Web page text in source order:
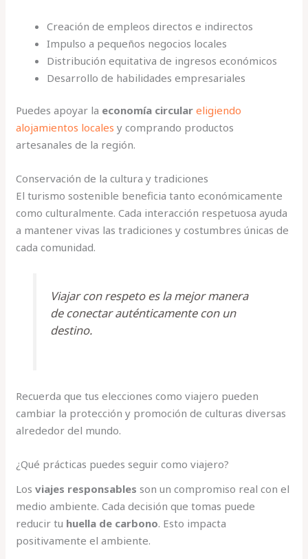
Creación de empleos directos e indirectos
Impulso a pequeños negocios locales
Distribución equitativa de ingresos económicos
Desarrollo de habilidades empresariales
Puedes apoyar la economía circular eligiendo
alojamientos locales y comprando productos
artesanales de la región.
Conservación de la cultura y tradiciones
El turismo sostenible beneficia tanto económicamente
como culturalmente. Cada interacción respetuosa ayuda
a mantener vivas las tradiciones y costumbres únicas de
cada comunidad.
Viajar con respeto es la mejor manera
de conectar auténticamente con un
destino.
Recuerda que tus elecciones como viajero pueden
cambiar la protección y promoción de culturas diversas
alrededor del mundo.
¿Qué prácticas puedes seguir como viajero?
Losviajes responsables son un compromiso real con el
medio ambiente. Cada decisión que tomas puede
reducir tu huella de carbono. Esto impacta
positivamente el ambiente.